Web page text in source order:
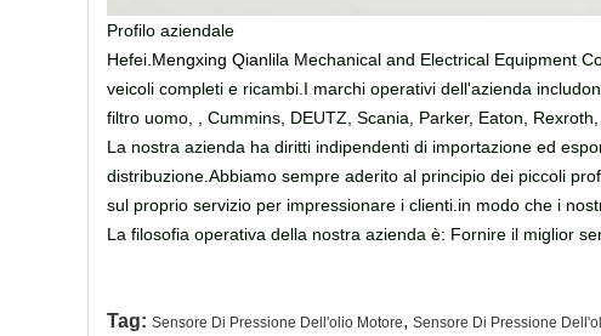
Profilo aziendale
Hefei. Mengxing Qianlila Mechanical and Electrical Equipment
veicoli completi e ricambi.I marchi operativi dell'azienda
filtro uomo, , Cummins, DEUTZ, Scania, Parker, Eaton, Rexroth,
La nostra azienda ha diritti indipendenti di importazione ed
distribuzione.Abbiamo sempre aderito al principio dei piccoli
sul proprio servizio per impressionare i clienti.in modo che i
La filosofia operativa della nostra azienda è: Fornire il miglior
Tag: Sensore Di Pressione Dell'olio Motore, Sensore Di Pressione